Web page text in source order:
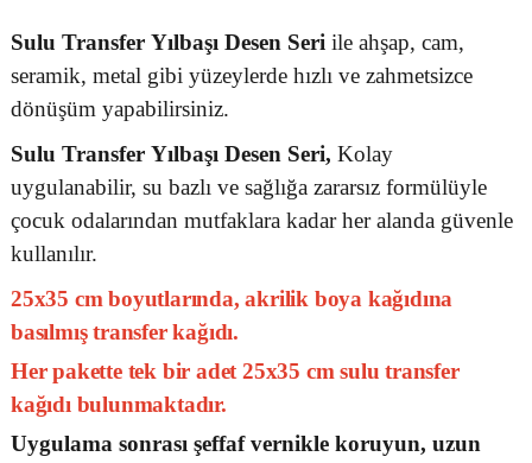
Sulu Transfer Yılbaşı Desen Seri ile ahşap, cam,
seramik, metal gibi yüzeylerde hızlı ve zahmetsizce
dönüşüm yapabilirsiniz.
Sulu Transfer Yılbaşı Desen Seri, Kolay
uygulanabilir, su bazlı ve sağlığa zararsız formülüyle
çocuk odalarından mutfaklara kadar her alanda güvenle
kullanılır.
25x35 cm boyutlarında, akrilik boya kağıdına
basılmış transfer kağıdı.
Her pakette tek bir adet 25x35 cm sulu transfer
kağıdı bulunmaktadır.
Uygulama sonrası şeffaf vernikle koruyun, uzun